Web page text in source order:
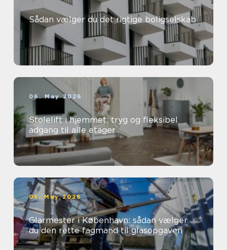
Sådan vælger du det rigtige boligselskab
06. May 2026
Stolelift i hjemmet: tryg og fleksibel
adgang til alle etager
05. May 2026
Glarmester i København: sådan vælger
du den rette fagmand til glasopgaven